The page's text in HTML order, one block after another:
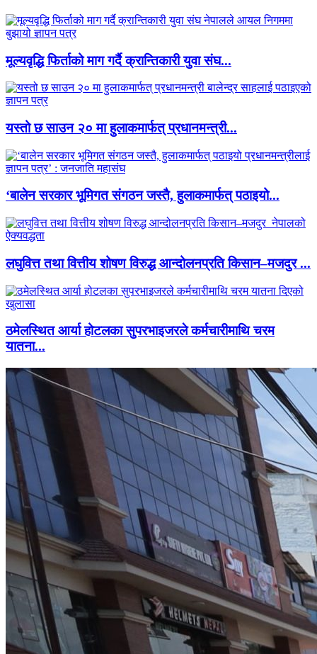
मूल्यवृद्धि फिर्ताको माग गर्दै क्रान्तिकारी युवा संघ...
यस्तो छ साउन २० मा हुलाकमार्फत् प्रधानमन्त्री...
‘बालेन सरकार भूमिगत संगठन जस्तै, हुलाकमार्फत् पठाइयो...
लघुवित्त तथा वित्तीय शोषण विरुद्ध आन्दोलनप्रति किसान–मजदुर ...
ठमेलस्थित आर्या होटलका सुपरभाइजरले कर्मचारीमाथि चरम
यातना...